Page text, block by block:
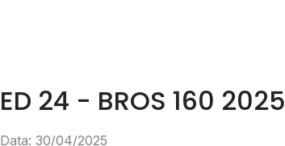
ED 24 - BROS 160 2025
Data: 30/04/2025